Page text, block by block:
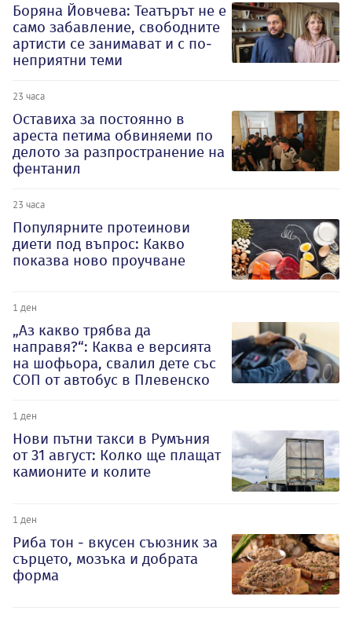
Боряна Йовчева: Театърът не е
само забавление, свободните
артисти се занимават и с по-
неприятни теми
23 часа
Оставиха за постоянно в
ареста петима обвиняеми по
делото за разпространение на
фентанил
23 часа
Популярните протеинови
диети под въпрос: Какво
показва ново проучване
1 ден
„Аз какво трябва да
направя?“: Каква е версията
на шофьора, свалил дете със
СОП от автобус в Плевенско
1 ден
Нови пътни такси в Румъния
от 31 август: Колко ще плащат
камионите и колите
1 ден
Риба тон - вкусен съюзник за
сърцето, мозъка и добрата
форма